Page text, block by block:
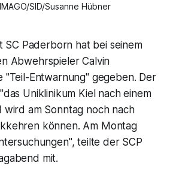
SID/Susanne Hübner
SC Paderborn hat bei seinem
Abwehrspieler Calvin
"Teil-Entwarnung" gegeben. Der
Uniklinikum Kiel nach einem
wird am Sonntag noch nach
können. Am Montag
teilte der SCP
mit.